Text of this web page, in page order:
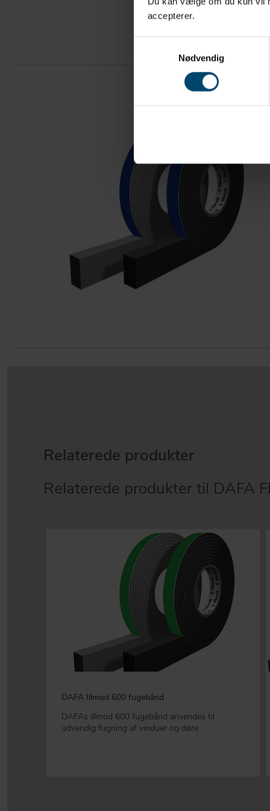
accepterer.
Nødvendig
Relaterede produkter
Relaterede produkter til DAFA
DAFA Illmod 600 fugebånd
DAFAs illmod 600 fugebånd anvendes til
udvendig fugning af vinduer og døre